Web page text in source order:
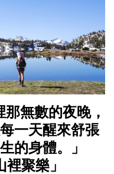
無數的夜晚，
一天醒來舒張
的身體。」
聚樂」